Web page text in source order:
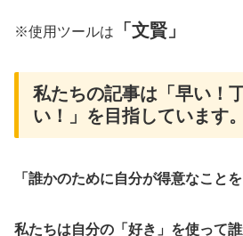
※使用ツールは 「文賢」
私たちの記事は「早い！
い！」を目指しています。
「誰かのために自分が得意なことを
私たちは自分の「好き」を使って